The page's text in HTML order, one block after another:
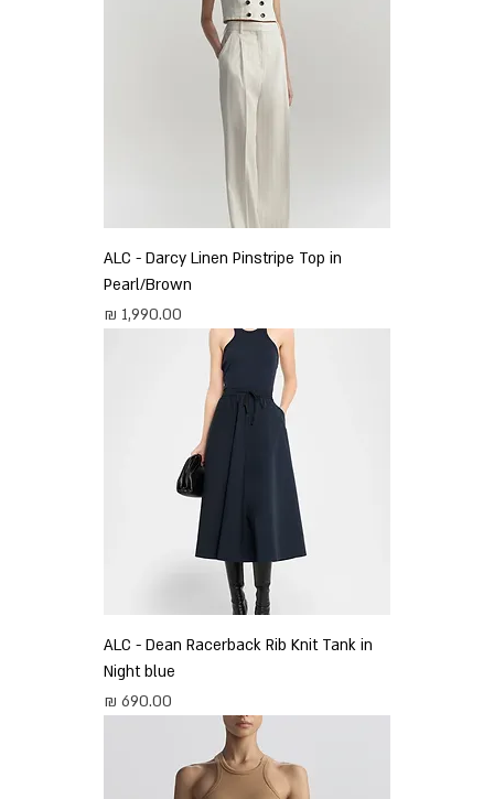
ALC - Darcy Linen Pinstripe Top in
Pearl/Brown
מחיר
ALC - Dean Racerback Rib Knit Tank in
Night blue
מחיר